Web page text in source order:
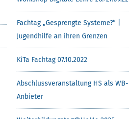
Fachtag „Gesprengte Systeme?“ |
Jugendhilfe an ihren Grenzen
KiTa Fachtag 07.10.2022
Abschlussveranstaltung HS als WB-
Anbieter